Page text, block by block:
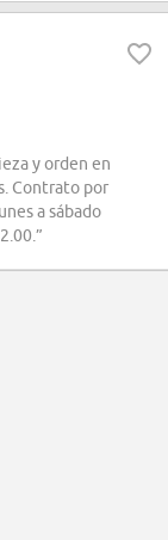
y orden en
Contrato por
a sábado